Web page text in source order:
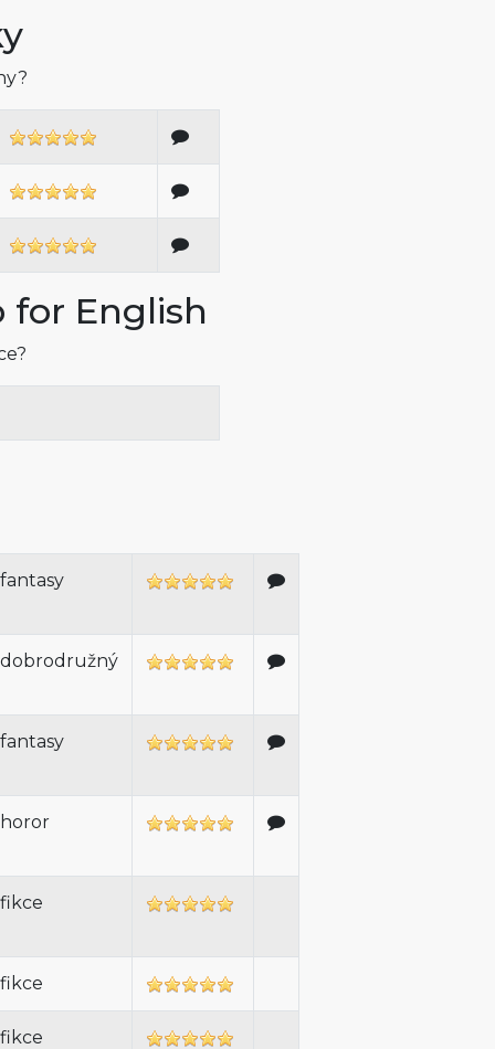
for English
fantasy
dobrodružný
fantasy
horor
fikce
fikce
fikce